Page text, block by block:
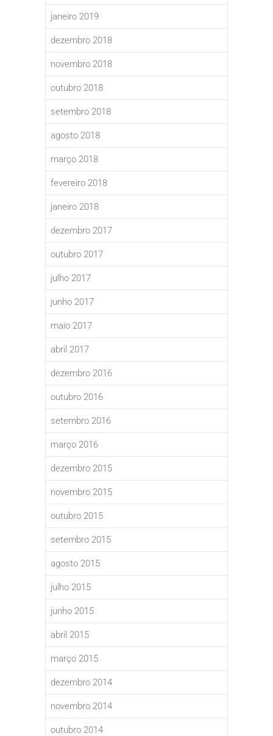
janeiro 2019
dezembro 2018
novembro 2018
outubro 2018
setembro 2018
agosto 2018
março 2018
fevereiro 2018
janeiro 2018
dezembro 2017
outubro 2017
julho 2017
junho 2017
maio 2017
abril 2017
dezembro 2016
outubro 2016
setembro 2016
março 2016
dezembro 2015
novembro 2015
outubro 2015
setembro 2015
agosto 2015
julho 2015
junho 2015
abril 2015
março 2015
dezembro 2014
novembro 2014
outubro 2014